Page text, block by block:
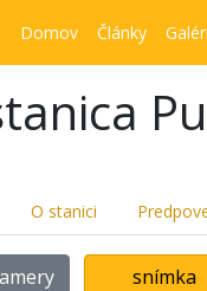
Domov Články
O stanici
snímka